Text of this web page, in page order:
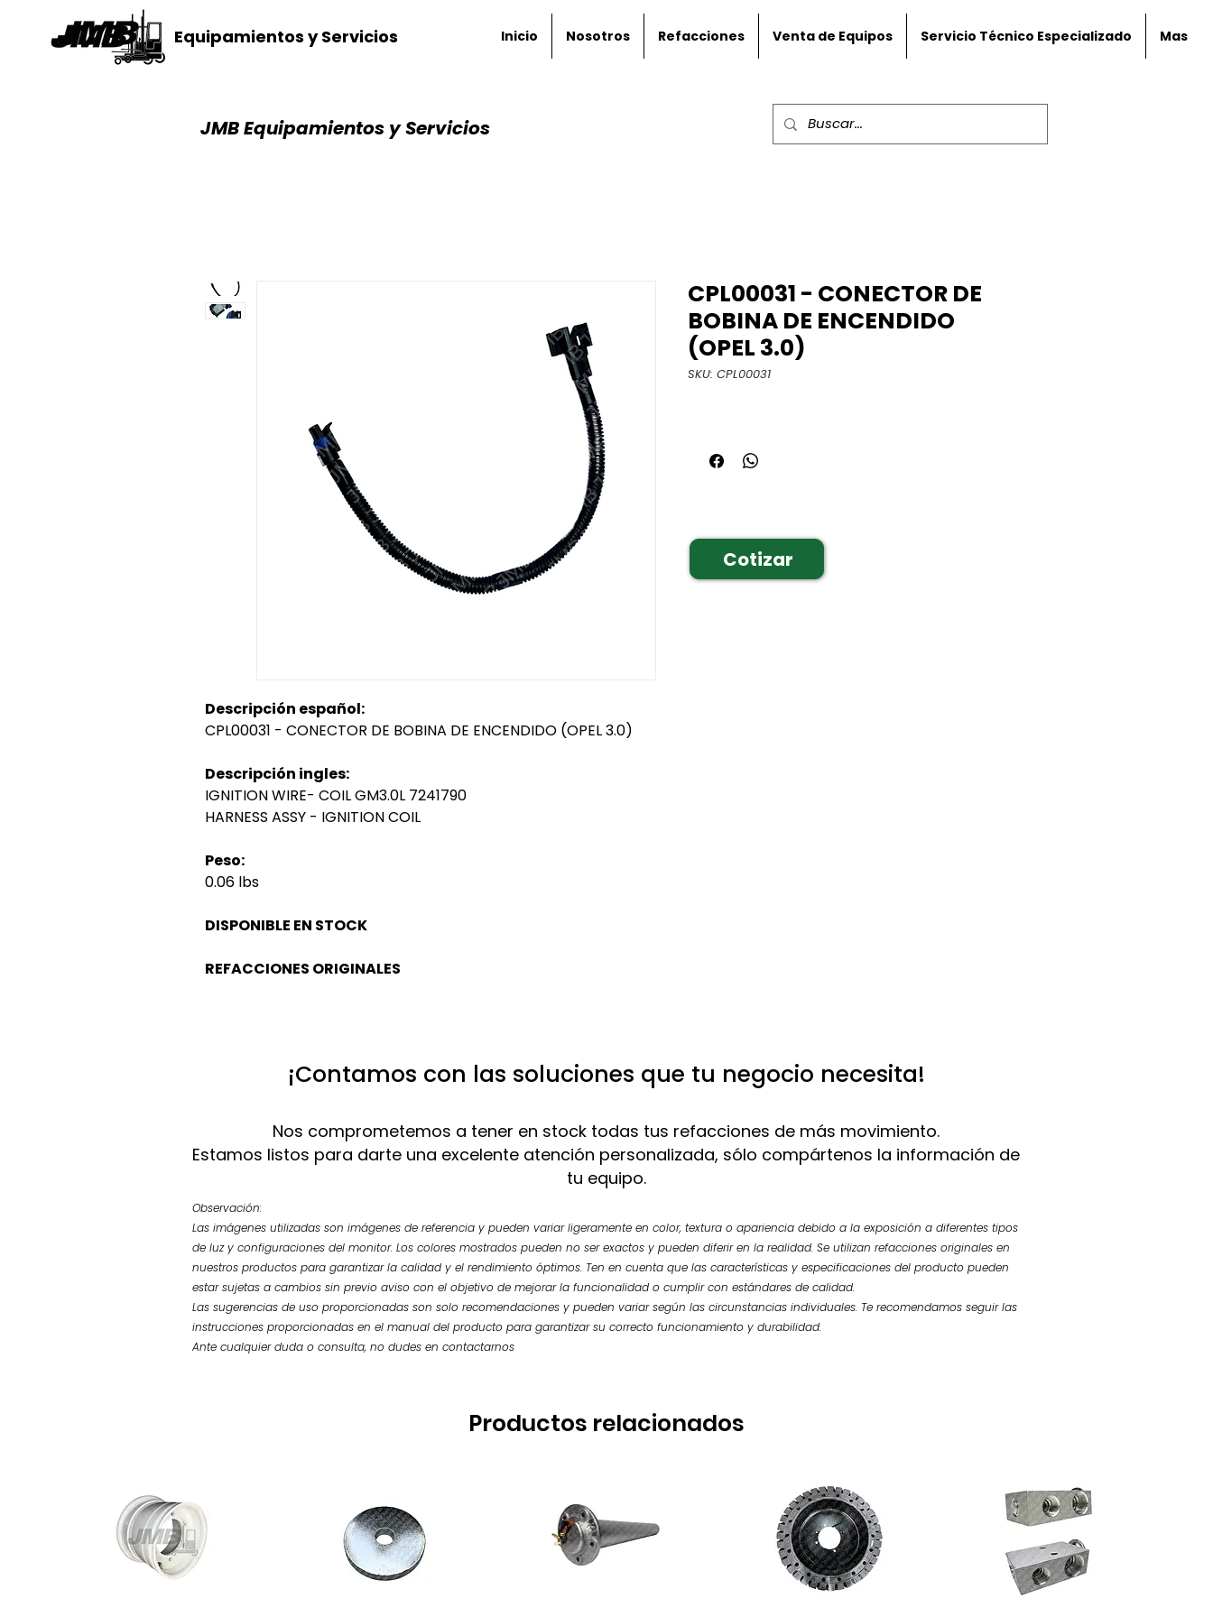
Equipamientos y Servicios Inicio Nosotros Refacciones Venta de Equipos Servicio Técnico Especializado Mas
JMB Equipamientos y Servicios
Descripción español:
CPL00031 - CONECTOR DE BOBINA DE ENCENDIDO (OPEL 3.0)
Descripción ingles:
IGNITION WIRE- COIL GM3.0L 7241790
HARNESS ASSY - IGNITION COIL
Peso:
0.06 lbs
DISPONIBLE EN STOCK
REFACCIONES ORIGINALES
CPL00031 - CONECTOR DE
BOBINA DE ENCENDIDO
(OPEL 3.0)
SKU: CPL00031
Cotizar
¡Contamos con las soluciones que tu negocio necesita!
Nos comprometemos a tener en stock todas tus refacciones de más movimiento.
Estamos listos para darte una excelente atención personalizada, sólo compártenos la información de
tu equipo.
Observación:
Las imágenes utilizadas son imágenes de referencia y pueden variar ligeramente en color, textura o apariencia debido a la exposición a diferentes tipos
de luz y configuraciones del monitor. Los colores mostrados pueden no ser exactos y pueden diferir en la realidad. Se utilizan refacciones originales en
nuestros productos para garantizar la calidad y el rendimiento óptimos. Ten en cuenta que las características y especificaciones del producto pueden
estar sujetas a cambios sin previo aviso con el objetivo de mejorar la funcionalidad o cumplir con estándares de calidad.
Las sugerencias de uso proporcionadas son solo recomendaciones y pueden variar según las circunstancias individuales. Te recomendamos seguir las
instrucciones proporcionadas en el manual del producto para garantizar su correcto funcionamiento y durabilidad.
Ante cualquier duda o consulta, no dudes en contactarnos
Productos relacionados